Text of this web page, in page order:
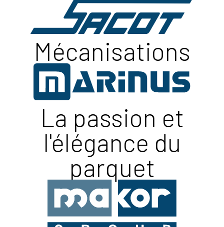
Mécanisations
La passion et
l'élégance du
parquet